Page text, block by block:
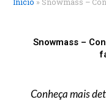
Snowmass –
Conheça mais